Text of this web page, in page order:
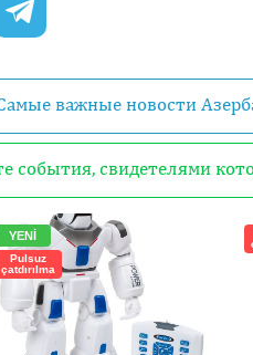
важные новости
события, свидетелями